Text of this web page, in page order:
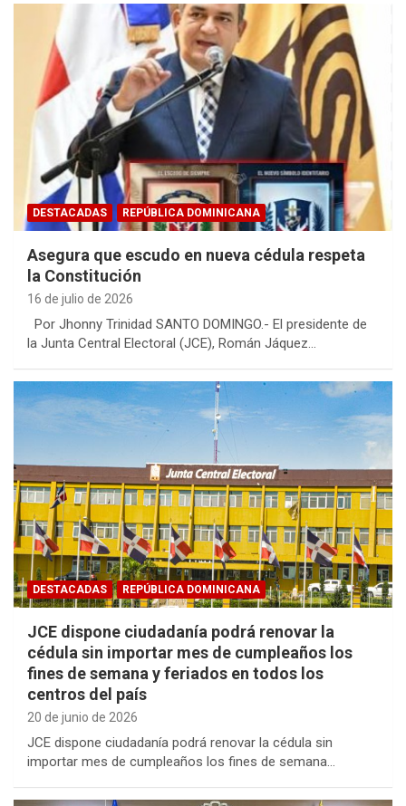
DESTACADAS REPÚBLICA DOMINICANA
Asegura que escudo en nueva cédula respeta
la Constitución
16 de julio de 2026
Por Jhonny Trinidad SANTO DOMINGO.- El presidente de
la Junta Central Electoral (JCE), Román Jáquez…
DESTACADAS REPÚBLICA DOMINICANA
JCE dispone ciudadanía podrá renovar la
cédula sin importar mes de cumpleaños los
fines de semana y feriados en todos los
centros del país
20 de junio de 2026
JCE dispone ciudadanía podrá renovar la cédula sin
importar mes de cumpleaños los fines de semana…